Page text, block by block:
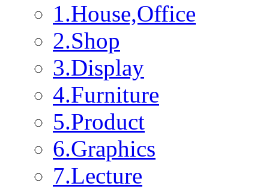
1.House,Office
2.Shop
3.Display
4.Furniture
5.Product
6.Graphics
7.Lecture